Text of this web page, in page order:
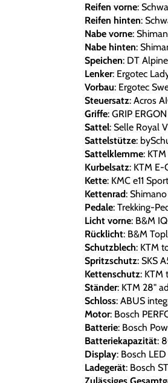
Reifen vorne:
Reifen hinten:
Nabe vorne:
Nabe hinten:
Speichen: DT
Lenker: Ergotec
Vorbau: Ergotec
Steuersatz: Acros
Griffe: GRIP
Sattel: Selle Royal
Sattelstütze:
Sattelklemme:
Kurbelsatz: KTM E-
Kette: KMC e11
Kettenrad:
Pedale: Trekking-
Licht vorne: B&M
Rücklicht: B&M
Schutzblech: KTM
Spritzschutz: SKS
Kettenschutz: KTM
Ständer: KTM 28"
Schloss: ABUS
Motor: Bosch
Batterie: Bosch
Batteriekapazität:
Display: Bosch
Ladegerät: Bosch